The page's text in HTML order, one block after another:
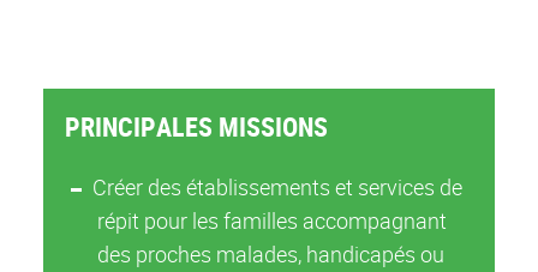
PRINCIPALES MISSIONS
Créer des établissements et services de
répit pour les familles accompagnant
des proches malades, handicapés ou